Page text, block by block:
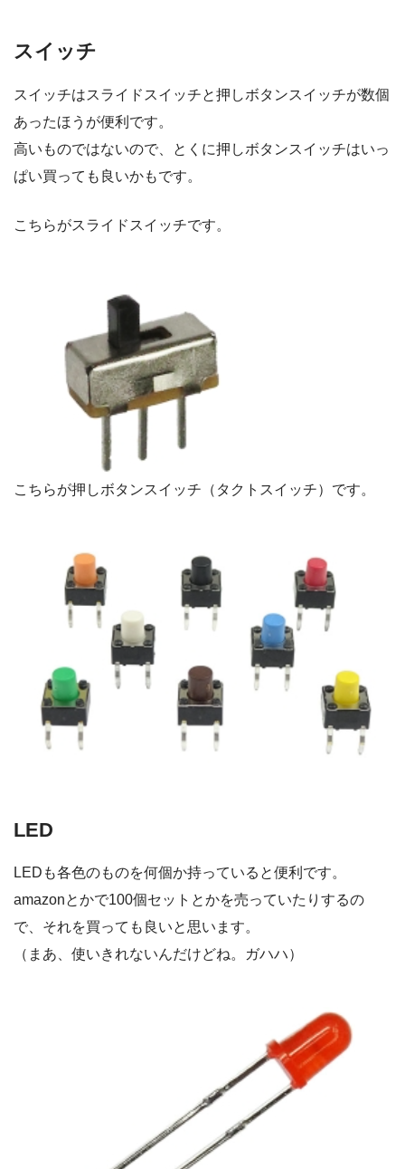
スイッチ
スイッチはスライドスイッチと押しボタンスイッチが数個
あったほうが便利です。
高いものではないので、とくに押しボタンスイッチはいっ
ぱい買っても良いかもです。
こちらがスライドスイッチです。
こちらが押しボタンスイッチ（タクトスイッチ）です。
LED
LEDも各色のものを何個か持っていると便利です。
amazonとかで100個セットとかを売っていたりするの
で、それを買っても良いと思います。
（まあ、使いきれないんだけどね。ガハハ）